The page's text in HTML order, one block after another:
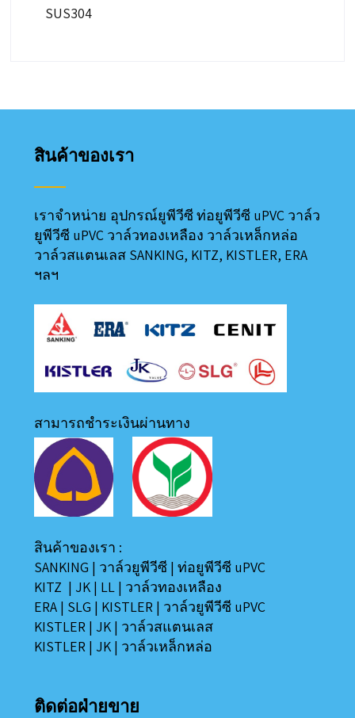
SUS304
สินค้าของเรา
เราจำหน่าย อุปกรณ์ยูพีวีซี ท่อยูพีวีซี uPVC วาล์ว
ยูพีวีซี uPVC วาล์วทองเหลือง วาล์วเหล็กหล่อ
วาล์วสแตนเลส SANKING, KITZ, KISTLER, ERA
ฯลฯ
สามารถชำระเงินผ่านทาง
สินค้าของเรา :
SANKING | วาล์วยูพีวีซี |ท่อยูพีวีซี uPVC
KITZ | JK | LL | วาล์วทองเหลือง
ERA | SLG | KISTLER | วาล์วยูพีวีซี uPVC
KISTLER | JK | วาล์วสแตนเลส
KISTLER | JK | วาล์วเหล็กหล่อ
ติดต่อฝ่ายขาย